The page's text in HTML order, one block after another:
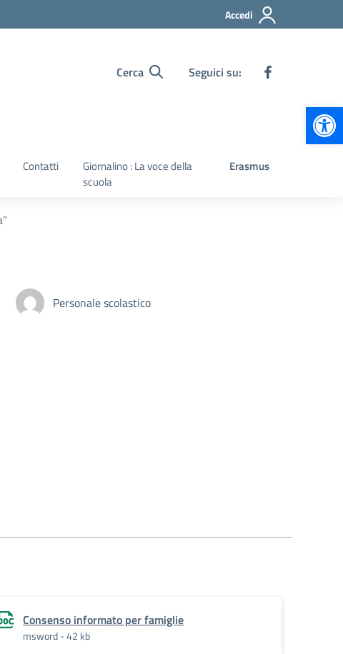
Accedi
Cerca Seguici su:
Contatti
Giornalino : La voce della
scuola
Erasmus
Personale scolastico
Consenso informato per famiglie
msword - 42 kb